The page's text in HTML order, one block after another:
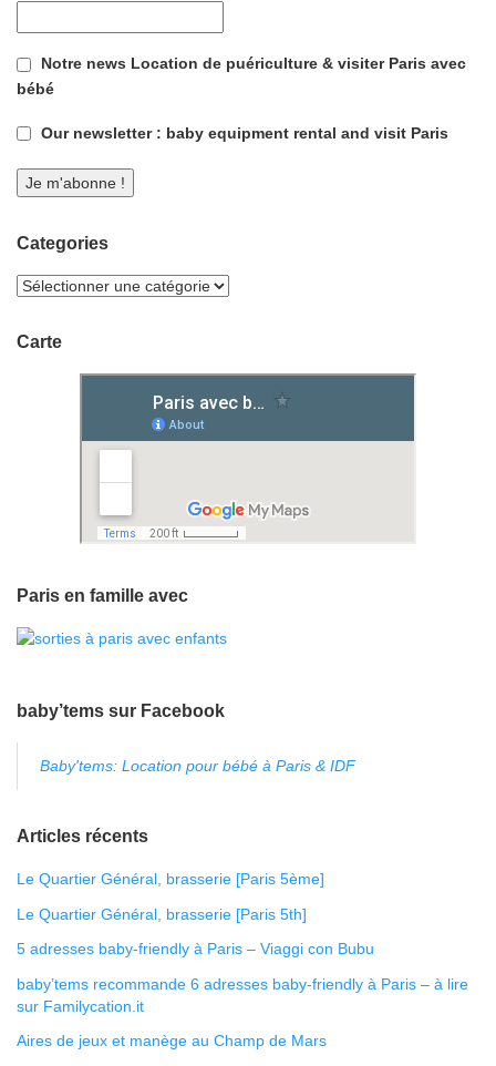
Notre news Location de puériculture & visiter Paris avec
bébé
Our newsletter : baby equipment rental and visit Paris
Categories
Carte
Paris en famille avec
baby’tems sur Facebook
Baby'tems: Location pour bébé à Paris & IDF
Articles récents
Le Quartier Général, brasserie [Paris 5ème]
Le Quartier Général, brasserie [Paris 5th]
5 adresses baby-friendly à Paris – Viaggi con Bubu
baby’tems recommande 6 adresses baby-friendly à Paris – à lire
sur Familycation.it
Aires de jeux et manège au Champ de Mars